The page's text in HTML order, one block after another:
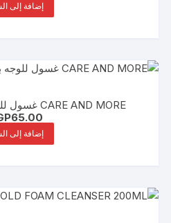
إضافة إلى
CARE AND MORE غسول للوجه بماء الورد 150مل
65.00
إضافة إلى